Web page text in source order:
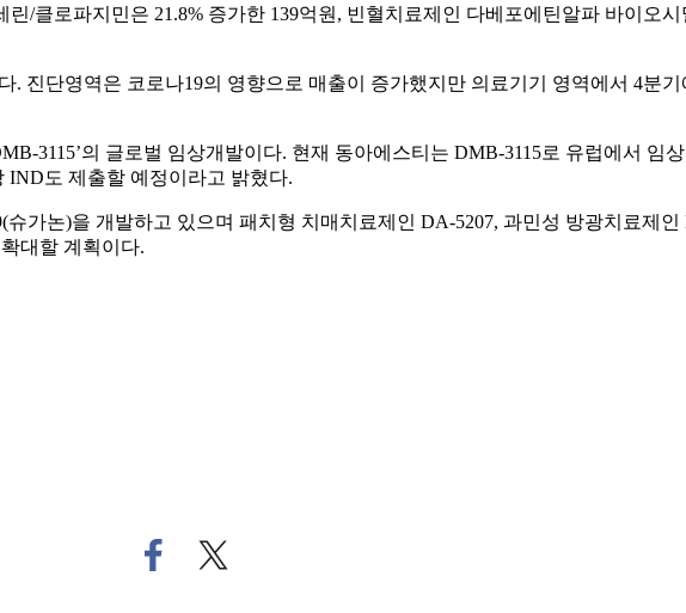
/클로파지민은 21.8% 증가한 139억원, 빈혈치료제인 다베포에틴알파 바이오시
. 진단영역은 코로나19의 영향으로 매출이 증가했지만 의료기기 영역에서 4분
3115’의 글로벌 임상개발이다. 현재 동아에스티는 DMB-3115로 유럽에서 임
IND도 제출할 예정이라고 밝혔다.
가논)을 개발하고 있으며 패치형 치매치료제인 DA-5207, 과민성 방광치료제
대할 계획이다.
페
이
트
위